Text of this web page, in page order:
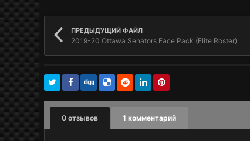
ПРЕДЫДУЩИЙ ФАЙЛ
2019-20 Ottawa Senators Face Pack (Elite Roster)
0 отзывов 1 комментарий